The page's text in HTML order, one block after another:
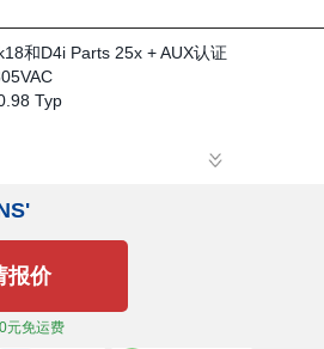
和D4i Parts 25x + AUX认证
Typ
报价
元免运费